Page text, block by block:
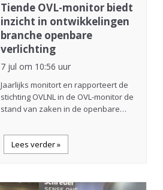
Tiende OVL-monitor biedt
inzicht in ontwikkelingen
branche openbare
verlichting
7 jul om 10:56 uur
Jaarlijks monitort en rapporteert de
stichting OVLNL in de OVL-monitor de
stand van zaken in de openbare…
Lees verder »